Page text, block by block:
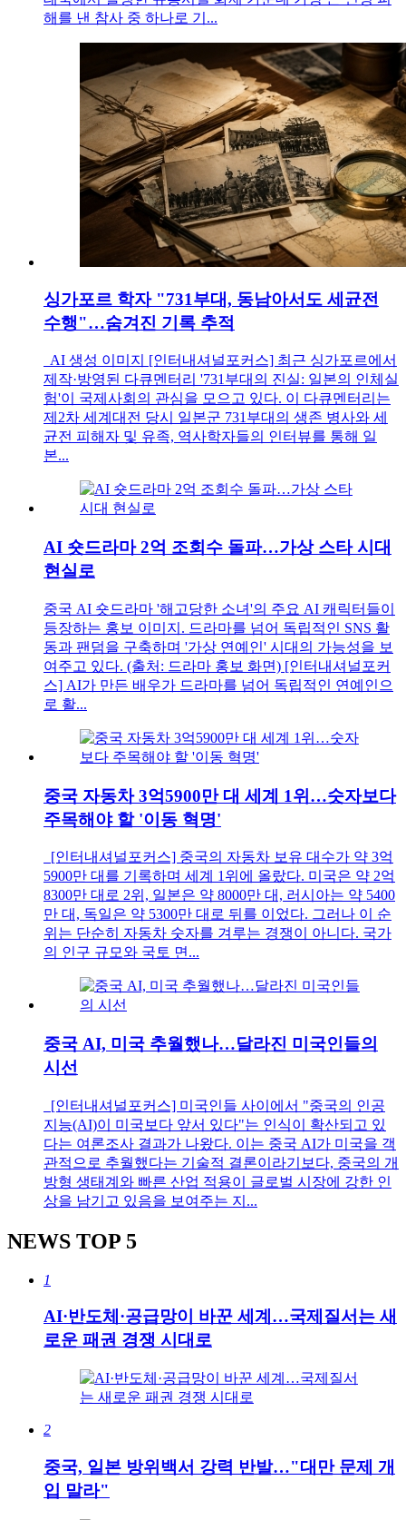
해를 낸 참사 중 하나로 기...
싱가포르 학자 "731부대, 동남아서도 세균전
수행"…숨겨진 기록 추적
AI 생성 이미지 [인터내셔널포커스] 최근 싱가포르에서
제작·방영된 다큐멘터리 '731부대의 진실: 일본의 인체실
험'이 국제사회의 관심을 모으고 있다. 이 다큐멘터리는
제2차 세계대전 당시 일본군 731부대의 생존 병사와 세
균전 피해자 및 유족, 역사학자들의 인터뷰를 통해 일
본...
AI 숏드라마 2억 조회수 돌파…가상 스타 시대
현실로
중국 AI 숏드라마 '해고당한 소녀'의 주요 AI 캐릭터들이
등장하는 홍보 이미지. 드라마를 넘어 독립적인 SNS 활
동과 팬덤을 구축하며 '가상 연예인' 시대의 가능성을 보
여주고 있다. (출처: 드라마 홍보 화면) [인터내셔널포커
스] AI가 만든 배우가 드라마를 넘어 독립적인 연예인으
로 활...
중국 자동차 3억5900만 대 세계 1위…숫자보다
주목해야 할 '이동 혁명'
[인터내셔널포커스] 중국의 자동차 보유 대수가 약 3억
5900만 대를 기록하며 세계 1위에 올랐다. 미국은 약 2억
8300만 대로 2위, 일본은 약 8000만 대, 러시아는 약 5400
만 대, 독일은 약 5300만 대로 뒤를 이었다. 그러나 이 순
위는 단순히 자동차 숫자를 겨루는 경쟁이 아니다. 국가
의 인구 규모와 국토 면...
중국 AI, 미국 추월했나…달라진 미국인들의
시선
[인터내셔널포커스] 미국인들 사이에서 "중국의 인공
지능(AI)이 미국보다 앞서 있다"는 인식이 확산되고 있
다는 여론조사 결과가 나왔다. 이는 중국 AI가 미국을 객
관적으로 추월했다는 기술적 결론이라기보다, 중국의 개
방형 생태계와 빠른 산업 적용이 글로벌 시장에 강한 인
상을 남기고 있음을 보여주는 지...
NEWS TOP 5
1
AI·반도체·공급망이 바꾼 세계…국제질서는 새
로운 패권 경쟁 시대로
2
중국, 일본 방위백서 강력 반발…"대만 문제 개
입 말라"